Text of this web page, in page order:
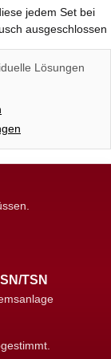
jedem Set bei
ausgeschlossen
Lösungen
TSN